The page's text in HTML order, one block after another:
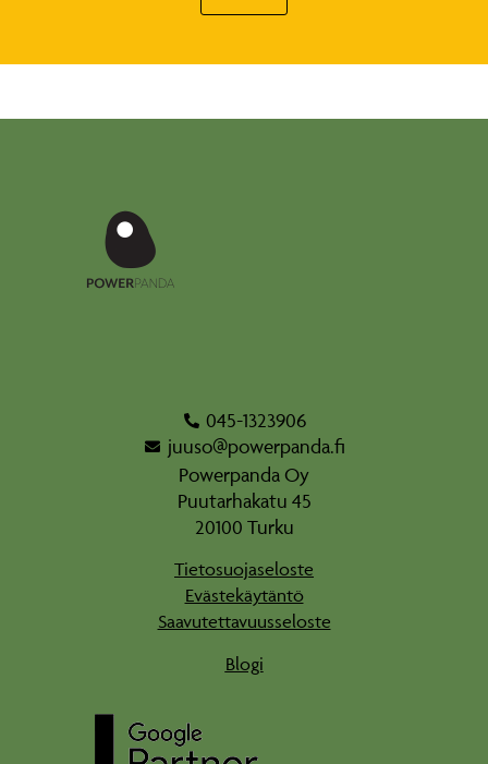
045-1323906
juuso@powerpanda.fi
Powerpanda Oy
Puutarhakatu 45
20100 Turku
Tietosuojaseloste
Evästekäytäntö
Saavutettavuusseloste
Blogi